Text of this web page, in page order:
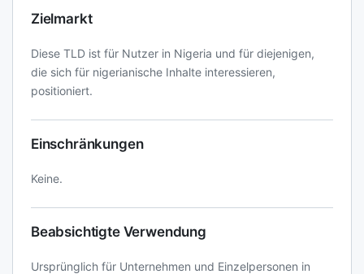
Zielmarkt
Diese TLD ist für Nutzer in Nigeria und für diejenigen,
die sich für nigerianische Inhalte interessieren,
positioniert.
Einschränkungen
Keine.
Beabsichtigte Verwendung
Ursprünglich für Unternehmen und Einzelpersonen in